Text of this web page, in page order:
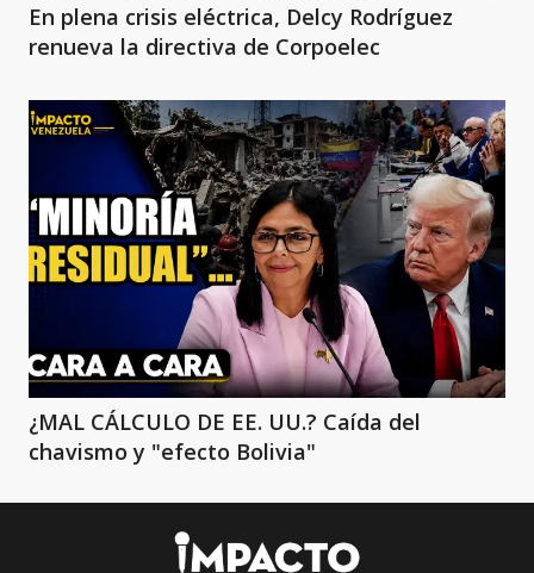
En plena crisis eléctrica, Delcy Rodríguez
renueva la directiva de Corpoelec
¿MAL CÁLCULO DE EE. UU.? Caída del
chavismo y "efecto Bolivia"